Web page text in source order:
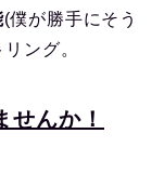
(僕が勝手にそう
ング。
んか！